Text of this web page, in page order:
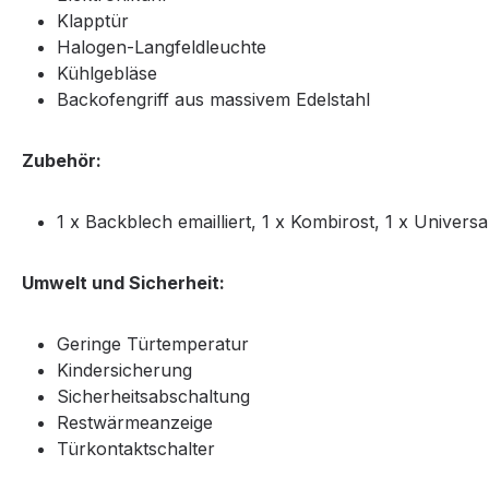
Klapptür
Halogen-Langfeldleuchte
Kühlgebläse
Backofengriff aus massivem Edelstahl
Zubehör:
1 x Backblech emailliert, 1 x Kombirost, 1 x
Umwelt und Sicherheit:
Geringe Türtemperatur
Kindersicherung
Sicherheitsabschaltung
Restwärmeanzeige
Türkontaktschalter